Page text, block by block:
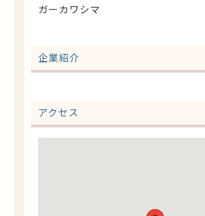
ガーカワシマ
企業紹介
アクセス